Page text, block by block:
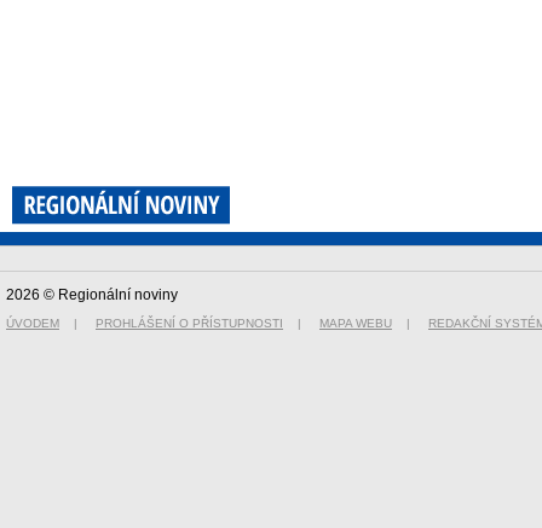
2026 © Regionální noviny
ÚVODEM | PROHLÁŠENÍ O PŘÍSTUPNOSTI | MAPA WEBU | REDAKČNÍ